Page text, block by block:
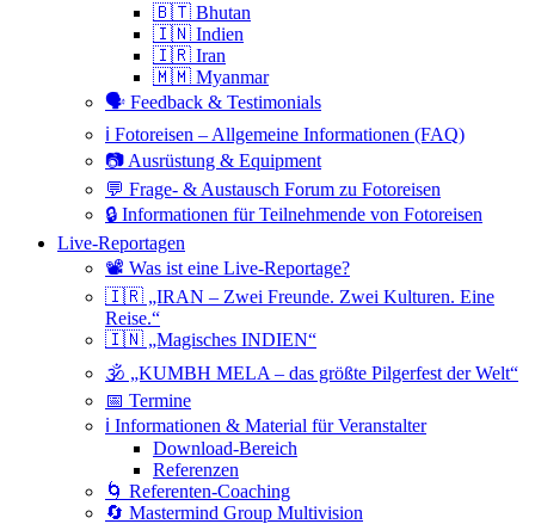
🇧🇹 Bhutan
🇮🇳 Indien
🇮🇷 Iran
🇲🇲 Myanmar
🗣 Feedback & Testimonials
ℹ️ Fotoreisen – Allgemeine Informationen (FAQ)
📷 Ausrüstung & Equipment
💬 Frage- & Austausch Forum zu Fotoreisen
🔒 Informationen für Teilnehmende von Fotoreisen
Live-Reportagen
📽 Was ist eine Live-Reportage?
🇮🇷 „IRAN – Zwei Freunde. Zwei Kulturen. Eine
Reise.“
🇮🇳 „Magisches INDIEN“
🕉 „KUMBH MELA – das größte Pilgerfest der Welt“
📅 Termine
ℹ️ Informationen & Material für Veranstalter
Download-Bereich
Referenzen
🌀 Referenten-Coaching
🔄 Mastermind Group Multivision